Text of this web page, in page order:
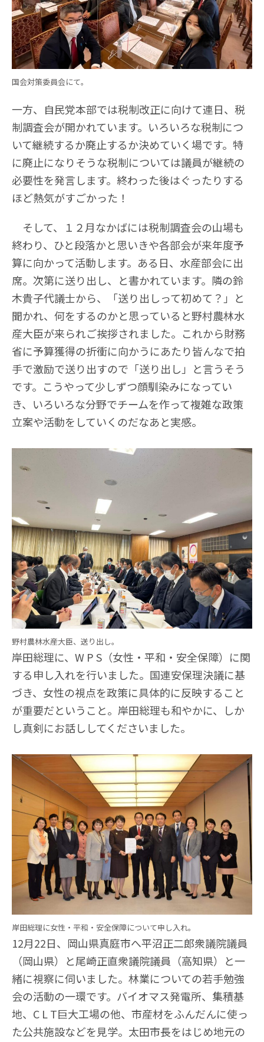
国会対策委員会にて。
一方、自民党本部では税制改正に向けて連日、税
制調査会が開かれています。いろいろな税制につ
いて継続するか廃止するか決めていく場です。特
に廃止になりそうな税制については議員が継続の
必要性を発言します。終わった後はぐったりする
ほど熱気がすごかった！
そして、１２月なかばには税制調査会の山場も
終わり、ひと段落かと思いきや各部会が来年度予
算に向かって活動します。ある日、水産部会に出
席。次第に送り出し、と書かれています。隣の鈴
木貴子代議士から、「送り出しって初めて？」と
聞かれ、何をするのかと思っていると野村農林水
産大臣が来られご挨拶されました。これから財務
省に予算獲得の折衝に向かうにあたり皆んなで拍
手で激励で送り出すので「送り出し」と言うそう
です。こうやって少しずつ顔馴染みになってい
き、いろいろな分野でチームを作って複雑な政策
立案や活動をしていくのだなあと実感。
野村農林水産大臣、送り出し。
岸田総理に、W P S（女性・平和・安全保障）に関
する申し入れを行いました。国連安保理決議に基
づき、女性の視点を政策に具体的に反映すること
が重要だということ。岸田総理も和やかに、しか
し真剣にお話ししてくださいました。
岸田総理に女性・平和・安全保障について申し入れ。
12月22日、岡山県真庭市へ平沼正二郎衆議院議員
（岡山県）と尾崎正直衆議院議員（高知県）と一
緒に視察に伺いました。林業についての若手勉強
会の活動の一環です。バイオマス発電所、集積基
地、C L T巨大工場の他、市産材をふんだんに使っ
た公共施設などを見学。太田市長をはじめ地元の